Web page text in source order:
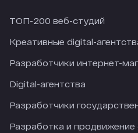
ТОП-200 веб-студий
Креативные digital-
Разработчики интернет-
Digital-агентства
Разработчики
Разработка и продвижение